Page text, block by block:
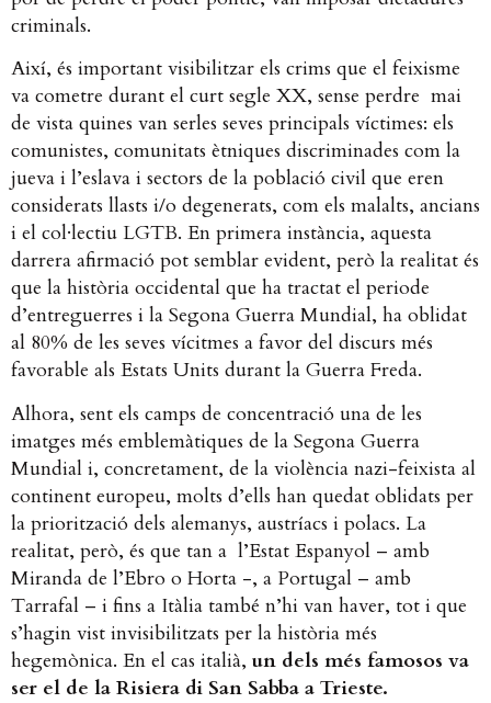
criminals.
Així, és important visibilitzar els crims que el feixisme
va cometre durant el curt segle XX, sense perdre mai
de vista quines van serles seves principals víctimes: els
comunistes, comunitats ètniques discriminades com la
jueva i l’eslava i sectors de la població civil que eren
considerats llasts i/o degenerats, com els malalts, ancians
i el col·lectiu LGTB. En primera instància, aquesta
darrera afirmació pot semblar evident, però la realitat és
que la història occidental que ha tractat el periode
d’entreguerres i la Segona Guerra Mundial, ha oblidat
al 80% de les seves vícitmes a favor del discurs més
favorable als Estats Units durant la Guerra Freda.
Alhora, sent els camps de concentració una de les
imatges més emblemàtiques de la Segona Guerra
Mundial i, concretament, de la violència nazi-feixista al
continent europeu, molts d’ells han quedat oblidats per
la priorització dels alemanys, austríacs i polacs. La
realitat, però, és que tan a l’Estat Espanyol – amb
Miranda de l’Ebro o Horta -, a Portugal – amb
Tarrafal – i fins a Itàlia també n’hi van haver, tot i que
s’hagin vist invisibilitzats per la història més
hegemònica. En el cas italià, un dels més famosos va
ser el de la Risiera di San Sabba a Trieste.